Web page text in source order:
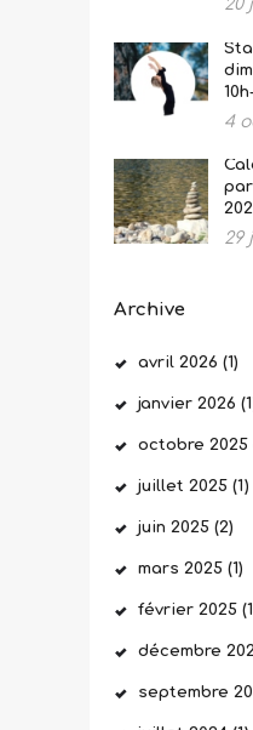
20
4
29
Archive
avril 2026 (1)
janvier2026
octobre2025
juillet2025 (1)
juin 2025 (2)
mars 2025 (1)
février2025
décembre
septembre